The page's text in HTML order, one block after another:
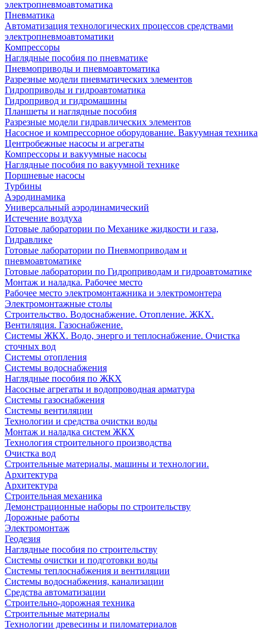
электропневмоавтоматика
Пневматика
Автоматизация технологических процессов средствами
электропневмоавтоматики
Компрессоры
Наглядные пособия по пневматике
Пневмоприводы и пневмоавтоматика
Разрезные модели пневматических элементов
Гидроприводы и гидроавтоматика
Гидропривод и гидромашины
Планшеты и наглядные пособия
Разрезные модели гидравлических элементов
Насосное и компрессорное оборудование. Вакуумная техника
Центробежные насосы и агрегаты
Компрессоры и вакуумные насосы
Наглядные пособия по вакуумной технике
Поршневые насосы
Турбины
Аэродинамика
Универсальный аэродинамический
Истечение воздуха
Готовые лаборатории по Механике жидкости и газа,
Гидравлике
Готовые лаборатории по Пневмоприводам и
пневмоавтоматике
Готовые лаборатории по Гидроприводам и гидроавтоматике
Монтаж и наладка. Рабочее место
Рабочее место электромонтажника и электромонтера
Электромонтажные столы
Строительство. Водоснабжение. Отопление. ЖКХ.
Вентиляция. Газоснабжение.
Системы ЖКХ. Водо, энерго и теплоснабжение. Очистка
сточных вод
Системы отопления
Системы водоснабжения
Наглядные пособия по ЖКХ
Насосные агрегаты и водопроводная арматура
Системы газоснабжения
Системы вентиляции
Технологии и средства очистки воды
Монтаж и наладка систем ЖКХ
Технология строительного производства
Очистка вод
Строительные материалы, машины и технологии.
Архитектура
Архитектура
Cтроительная механика
Демонстрационные наборы по строительству
Дорожные работы
Электромонтаж
Геодезия
Наглядные пособия по строительству
Системы очистки и подготовки воды
Системы теплоснабжения и вентиляции
Системы водоснабжения, канализации
Средства автоматизации
Строительно-дорожная техника
Строительные материалы
Технологии древесины и пиломатериалов